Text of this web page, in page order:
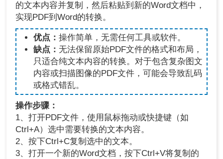
的文本内容并复制，然后粘贴到新的Word文档中，
实现PDF到Word的转换。
优点： 操作简单，无需任何工具或软件。
缺点： 无法保留原始PDF文件的格式和布局，
只适合纯文本内容的转换。对于包含复杂图文
内容或扫描图像的PDF文件，可能会导致乱码
或格式错乱。
操作步骤：
1、打开PDF文件，使用鼠标拖动或快捷键（如
Ctrl+A）选中需要转换的文本内容。
2、按下Ctrl+C复制选中的文本。
3、打开一个新的Word文档，按下Ctrl+V将复制的